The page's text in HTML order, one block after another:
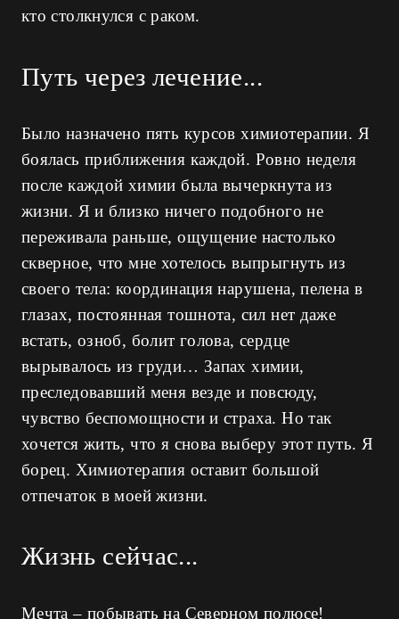
кто столкнулся с раком.
Путь через лечение...
Было назначено пять курсов химиотерапии. Я
боялась приближения каждой. Ровно неделя
после каждой химии была вычеркнута из
жизни. Я и близко ничего подобного не
переживала раньше, ощущение настолько
скверное, что мне хотелось выпрыгнуть из
своего тела: координация нарушена, пелена в
глазах, постоянная тошнота, сил нет даже
встать, озноб, болит голова, сердце
вырывалось из груди… Запах химии,
преследовавший меня везде и повсюду,
чувство беспомощности и страха. Но так
хочется жить, что я снова выберу этот путь. Я
борец. Химиотерапия оставит большой
отпечаток в моей жизни.
Жизнь сейчас...
Мечта – побывать на Северном полюсе!